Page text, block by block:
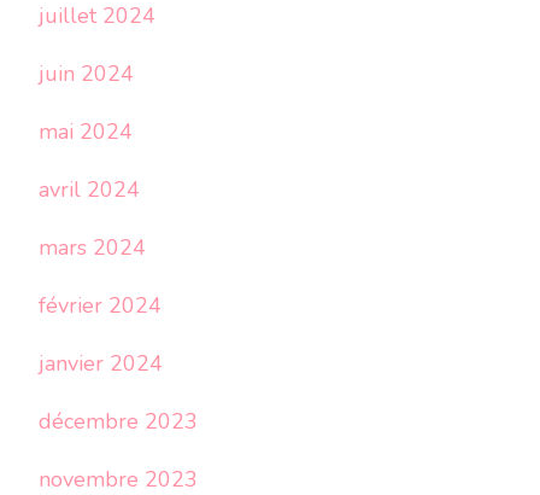
juillet 2024
juin 2024
mai 2024
avril 2024
mars 2024
février 2024
janvier 2024
décembre 2023
novembre 2023